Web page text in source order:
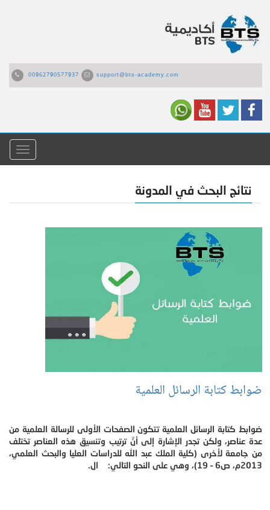
00962790577937 support@bts-academy.com
القائمة
نتائج البحث في المدونة
ضوابط كتابة الرسائل العلمية
ضوابط كتابة الرسائل العلمية تتكون الصفحات الأولى للرسالة العلمية من
عدة عناصر، ولكن تجدر الإشارة إلى أنَّ ترتيب وتنسيق هذه العناصر تختلف
من جامعة لأخرى (كلية الملك عبد الله للدراسات العليا والبحث العلمي،
2013م، ص6 – 19)، وهي على النحو التالي: ال.